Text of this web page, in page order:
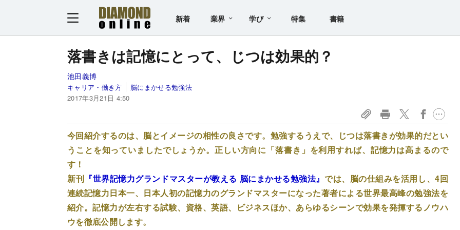
新着 業界 学び 特集 書籍
落書きは記憶にとって、じつは効果的？
池田義博
キャリア・働き方
脳にまかせる勉強法
2017年3月21日 4:50
今回紹介するのは、脳とイメージの相性の良さです。勉強するうえで、じつは落書きが効果的だとい
うことを知っていましたでしょうか。正しい方向に「落書き」を利用すれば、記憶力は高まるので
す！
新刊 『世界記憶力グランドマスターが教える 脳にまかせる勉強法』では、脳の仕組みを活用し、4回
連続記憶力日本一、日本人初の記憶力のグランドマスターになった著者による世界最高峰の勉強法を
紹介。記憶力が左右する試験、資格、英語、ビジネスほか、あらゆるシーンで効果を発揮するノウハ
ウを徹底公開します。